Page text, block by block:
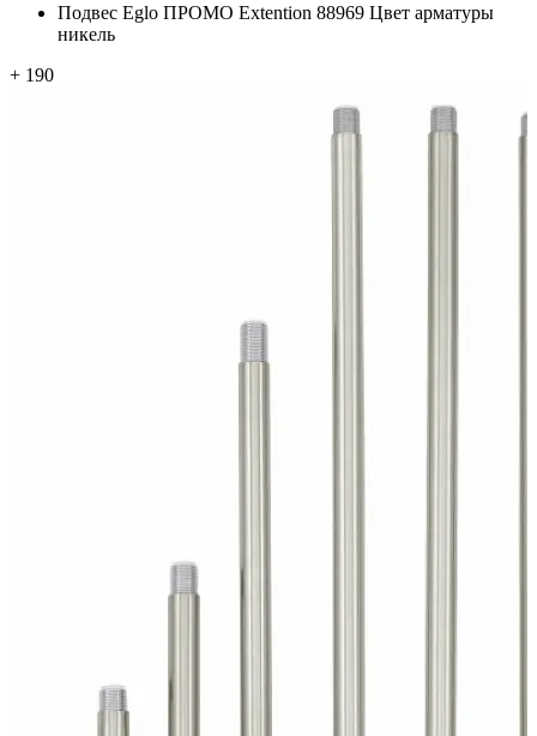
Подвес Eglo ПРОМО Extention 88969 Цвет арматуры
никель
+ 190